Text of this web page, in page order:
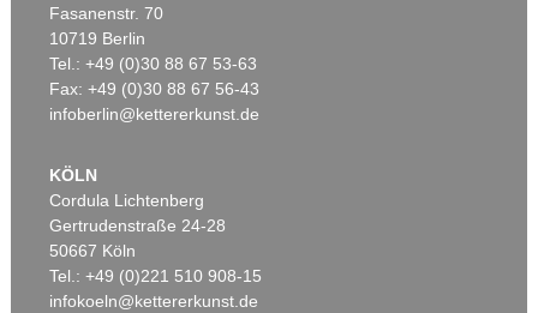
Fasanenstr. 70
10719 Berlin
Tel.: +49 (0)30 88 67 53-63
Fax: +49 (0)30 88 67 56-43
infoberlin@kettererkunst.de
KÖLN
Cordula Lichtenberg
Gertrudenstraße 24-28
50667 Köln
Tel.: +49 (0)221 510 908-15
infokoeln@kettererkunst.de